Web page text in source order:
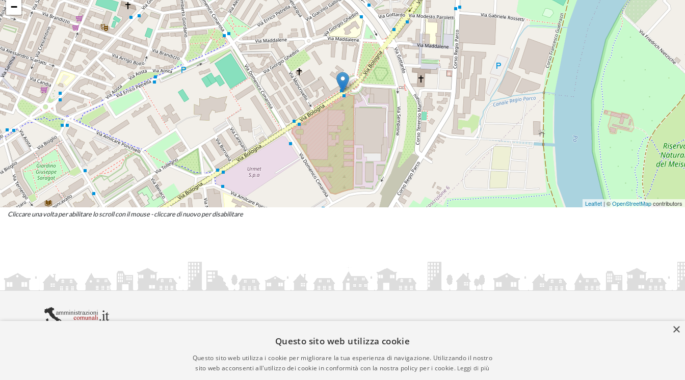
−
Leaflet | ©OpenStreetMapcontributors
Cliccare una volta per abilitare lo scroll con il mouse - cliccare di nuovo per disabilitare
Informativa Privacy|Informativa Cookies • Time 0.0266
×
Questo sito web utilizza cookie
Questo sito web utilizza i cookie per migliorare la tua esperienza di navigazione. Utilizzando il nostro
sito web acconsenti all'utilizzo dei cookie in conformità con la nostra policy per i cookie. Leggi di più